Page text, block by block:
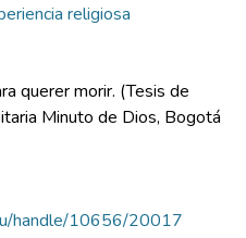
religiosa
querer morir. (Tesis de
Minuto de Dios, Bogotá
handle/10656/20017